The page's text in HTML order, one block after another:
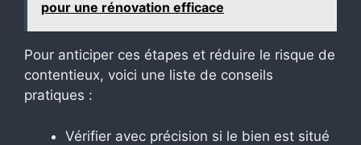
pour une rénovation efficace
Pour anticiper ces étapes et réduire le risque de
contentieux, voici une liste de conseils
pratiques :
Vérifier avec précision si le bien est situé